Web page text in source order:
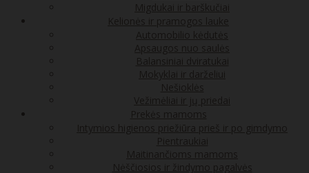
Migdukai ir barškučiai
Kelionės ir pramogos lauke
Automobilio kėdutės
Apsaugos nuo saulės
Balansiniai dviratukai
Mokyklai ir darželiui
Nešioklės
Vežimėliai ir jų priedai
Prekės mamoms
Intymios higienos priežiūra prieš ir po gimdymo
Pientraukiai
Maitinančioms mamoms
Nėščiosios ir žindymo pagalvės